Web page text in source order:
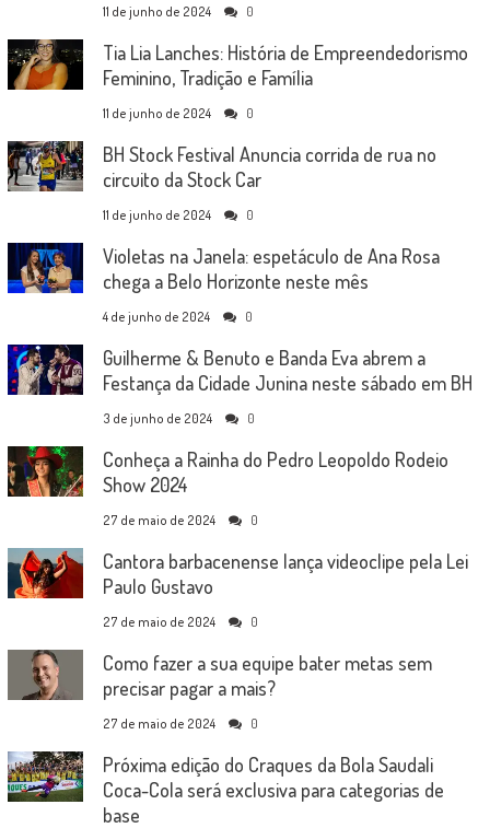
11 de junho de 2024 0
Tia Lia Lanches: História de Empreendedorismo
Feminino, Tradição e Família
11 de junho de 2024 0
BH Stock Festival Anuncia corrida de rua no
circuito da Stock Car
11 de junho de 2024 0
Violetas na Janela: espetáculo de Ana Rosa
chega a Belo Horizonte neste mês
4 de junho de 2024 0
Guilherme & Benuto e Banda Eva abrem a
Festança da Cidade Junina neste sábado em BH
3 de junho de 2024 0
Conheça a Rainha do Pedro Leopoldo Rodeio
Show 2024
27 de maio de 2024 0
Cantora barbacenense lança videoclipe pela Lei
Paulo Gustavo
27 de maio de 2024 0
Como fazer a sua equipe bater metas sem
precisar pagar a mais?
27 de maio de 2024 0
Próxima edição do Craques da Bola Saudali
Coca-Cola será exclusiva para categorias de
base